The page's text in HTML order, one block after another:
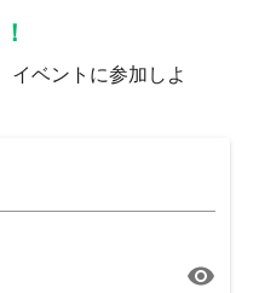
イベントに参加しよ